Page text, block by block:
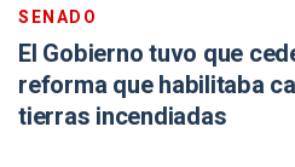
SENADO
El Gobierno tuvo que
reforma que habilitaba
tierras incendiadas